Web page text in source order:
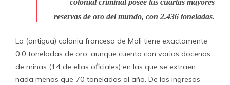
colonial criminal posee las cuartas mayores
reservas de oro del mundo, con 2.436 toneladas.
La (antigua) colonia francesa de Mali tiene exactamente
0,0 toneladas de oro, aunque cuenta con varias docenas
de minas (14 de ellas oficiales) en las que se extraen
nada menos que 70 toneladas al año. De los ingresos